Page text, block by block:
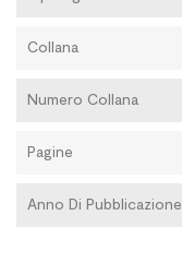
Collana
Numero Collana
Pagine
Anno Di Pubblicazione